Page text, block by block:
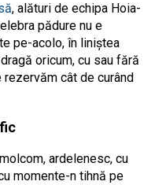
, alături de echipa Hoia-
pădure nu e
pe-acolo, în liniștea
oricum, cu sau fără
cât de curând
ardelenesc, cu
momente-n tihnă pe